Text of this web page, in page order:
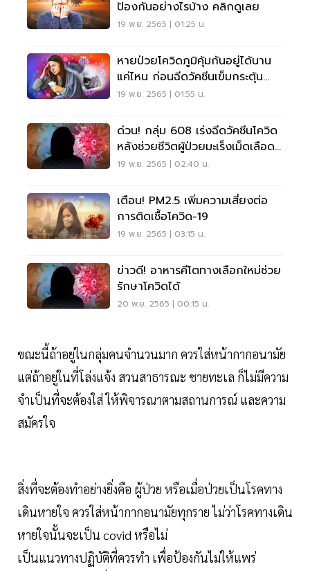
ป้องกันอย่างไรบ้าง คลิกดูเลย
19 พ.ย. 2565 | 01:25 น.
หายป่วยโควิดภูมิคุ้มกันอยู่ได้นาน
แค่ไหน ก่อนฉีดวัคซีนเข็มกระตุ้น
เช๊คเลย
19 พ.ย. 2565 | 01:55 น.
ด่วน! กลุ่ม 608 เร่งฉีดวัคซีนโควิด
หลังช่วยชีวิตผู้ป่วยมะเร็งเม็ดเลือด
ขาว
19 พ.ย. 2565 | 02:40 น.
เตือน! PM2.5 เพิ่มความเสี่ยงต่อ
การติดเชื้อโควิด-19
19 พ.ย. 2565 | 03:15 น.
ข่าวดี! อาหารคีโตทางเลือกใหม่ช่วย
รักษาโควิดได้
20 พ.ย. 2565 | 00:15 น.
ขณะนี้ถ้าอยู่ในกลุ่มคนจำนวนมาก ควรใส่หน้ากากอนามัย
แต่ถ้าอยู่ในที่โล่งแจ้ง สวนสาธารณะ ชายทะเล ก็ไม่มีความ
จำเป็นที่จะต้องใส่ ให้พิจารณาตามสถานการณ์ และความ
สมัครใจ
สิ่งที่จะต้องทำอย่างยิ่งคือ ผู้ป่วย หรือเมื่อป่วยเป็นโรคทาง
เดินหายใจ ควรใส่หน้ากากอนามัยทุกราย ไม่ว่าโรคทางเดิน
หายใจนั้นจะเป็น covid หรือไม่
เป็นแนวทางปฏิบัติที่ควรทำ เพื่อป้องกันไม่ให้แพร่